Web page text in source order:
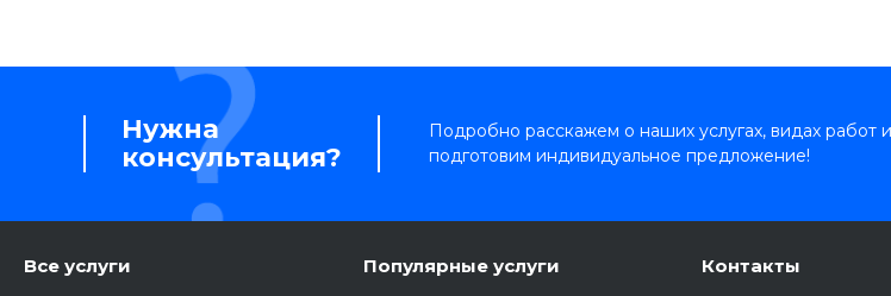
Нужна
консультация?
Подробно расскажем о наших услугах, видах работ
подготовим индивидуальное предложение!
Все услуги Популярные услуги Контакты